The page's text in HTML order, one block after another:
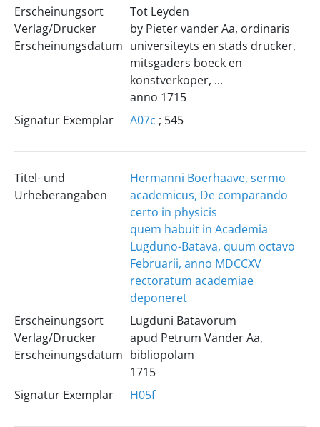
Erscheinungsort
Verlag/Drucker
Erscheinungsdatum
Tot Leyden
by Pieter vander Aa, ordinaris
universiteyts en stads drucker,
mitsgaders boeck en
konstverkoper, ...
anno 1715
Signatur Exemplar
A07c ; 545
Titel- und
Urheberangaben
Hermanni Boerhaave, sermo
academicus, De comparando
certo in physicis
quem habuit in Academia
Lugduno-Batava, quum octavo
Februarii, anno MDCCXV
rectoratum academiae
deponeret
Erscheinungsort
Verlag/Drucker
Erscheinungsdatum
Lugduni Batavorum
apud Petrum Vander Aa,
bibliopolam
1715
Signatur Exemplar
H05f